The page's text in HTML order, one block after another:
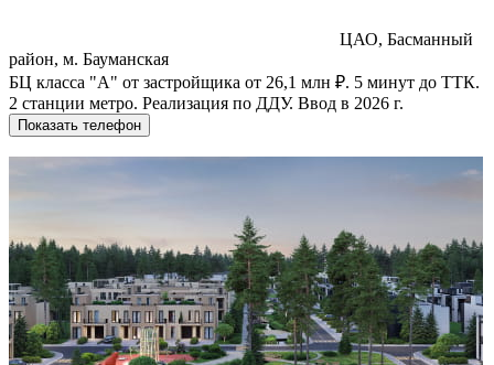
ЦАО, Басманный
район, м. Бауманская
БЦ класса "А" от застройщика от 26,1 млн ₽. 5 минут до ТТК.
2 станции метро. Реализация по ДДУ. Ввод в 2026 г.
Показать телефон